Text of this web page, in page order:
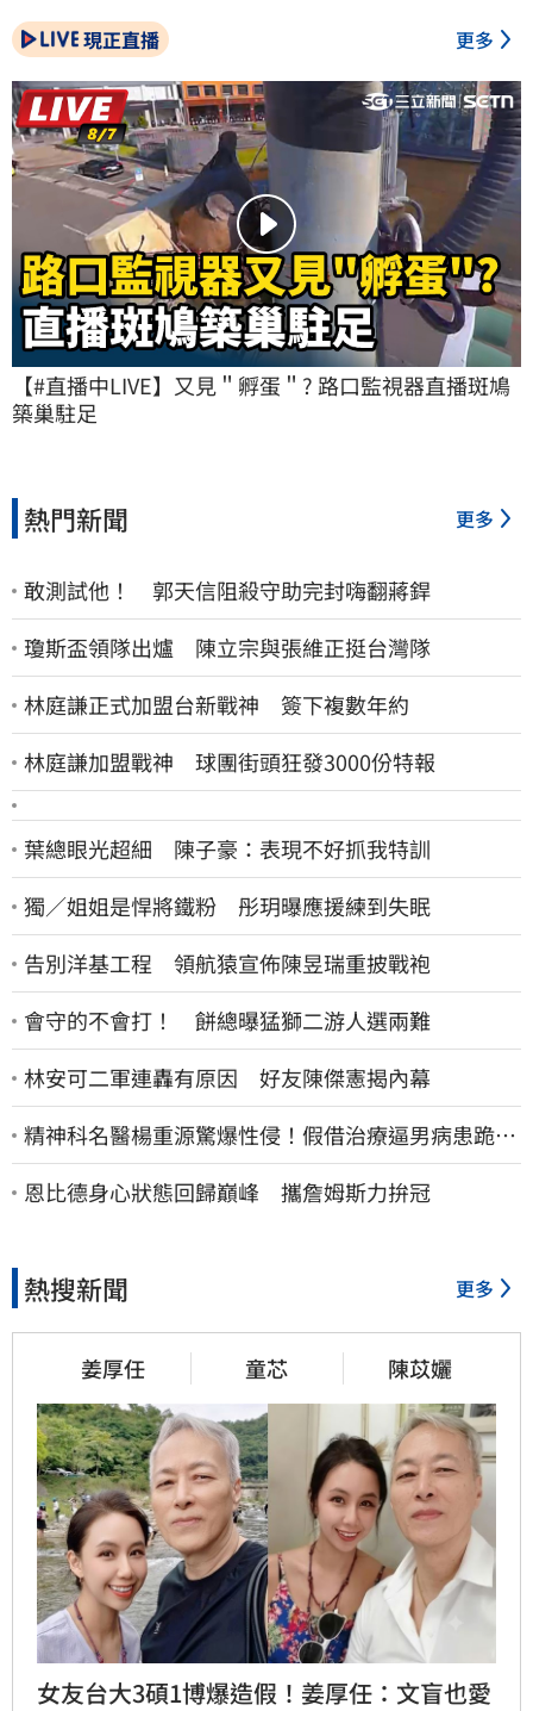
現正直播 更多
【#直播中LIVE】又見＂孵蛋＂? 路口監視器直播斑鳩
築巢駐足
熱門新聞 更多
敢測試他！ 郭天信阻殺守助完封嗨翻蔣銲
瓊斯盃領隊出爐 陳立宗與張維正挺台灣隊
林庭謙正式加盟台新戰神 簽下複數年約
林庭謙加盟戰神 球團街頭狂發3000份特報
葉總眼光超細 陳子豪：表現不好抓我特訓
獨／姐姐是悍將鐵粉 彤玥曝應援練到失眠
告別洋基工程 領航猿宣佈陳昱瑞重披戰袍
會守的不會打！ 餅總曝猛獅二游人選兩難
林安可二軍連轟有原因 好友陳傑憲揭內幕
精神科名醫楊重源驚爆性侵！假借治療逼男病患跪地
硬上…遭判刑4年8月
恩比德身心狀態回歸巔峰 攜詹姆斯力拚冠
熱搜新聞 更多
姜厚任 童芯 陳苡孋
女友台大3碩1博爆造假！姜厚任：文盲也愛